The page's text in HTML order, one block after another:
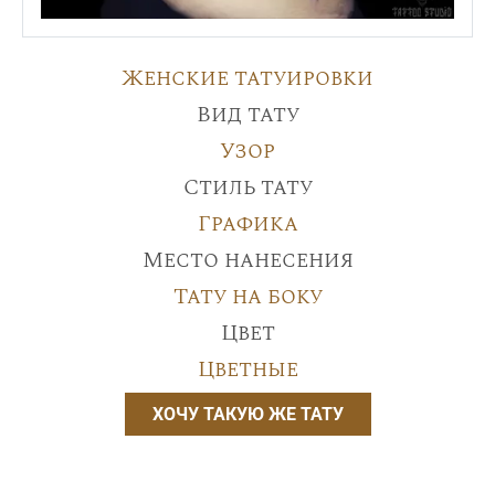
Женские татуировки
Вид тату
Узор
Стиль тату
Графика
Место нанесения
Тату на боку
Цвет
Цветные
ХОЧУ ТАКУЮ ЖЕ ТАТУ